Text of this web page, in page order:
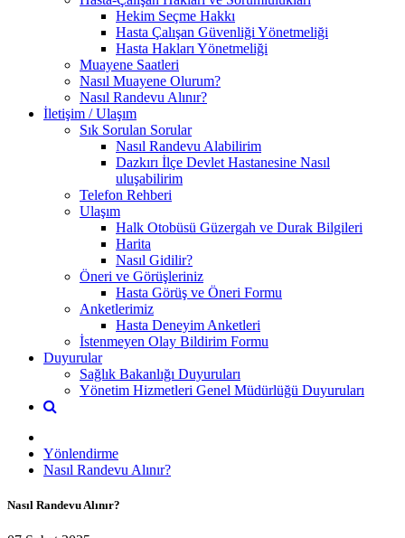
Hekim Seçme Hakkı
Hasta Çalışan Güvenliği Yönetmeliği
Hasta Hakları Yönetmeliği
Muayene Saatleri
Nasıl Muayene Olurum?
Nasıl Randevu Alınır?
İletişim / Ulaşım
Sık Sorulan Sorular
Nasıl Randevu Alabilirim
Dazkırı İlçe Devlet Hastanesine Nasıl
uluşabilirim
Telefon Rehberi
Ulaşım
Halk Otobüsü Güzergah ve Durak Bilgileri
Harita
Nasıl Gidilir?
Öneri ve Görüşleriniz
Hasta Görüş ve Öneri Formu
Anketlerimiz
Hasta Deneyim Anketleri
İstenmeyen Olay Bildirim Formu
Duyurular
Sağlık Bakanlığı Duyuruları
Yönetim Hizmetleri Genel Müdürlüğü Duyuruları
Yönlendirme
Nasıl Randevu Alınır?
Nasıl Randevu Alınır?